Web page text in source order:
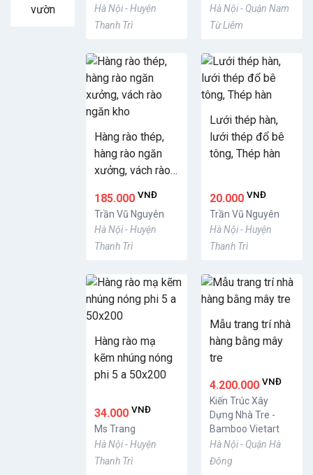
Hà Nội - Huyện
Thanh Trì
Hà Nội - Quận Nam
Từ Liêm
Hàng rào thép,
hàng rào ngăn
xưởng, vách rào
185.000 VNĐ
Trần Vũ Nguyên
Hà Nội - Huyện
Thanh Trì
Lưới thép hàn,
lưới thép đổ bê
tông, Thép hàn
20.000 VNĐ
Trần Vũ Nguyên
Hà Nội - Huyện
Thanh Trì
Hàng rào mạ
kẽm nhúng nóng
phi 5 a 50x200
34.000 VNĐ
Ms Trang
Hà Nội - Huyện
Thanh Trì
Mẫu trang trí nhà
hàng bằng mây
tre
4.200.000 VNĐ
Kiến Trúc Xây
Dựng Nhà Tre -
Bamboo Vietart
Hà Nội - Quận Hà
Đông
vườn